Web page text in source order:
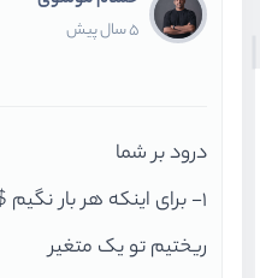
5 سال پیش
درود بر شما
ریختیم تو یک متغیر